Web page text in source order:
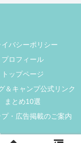
イバシーポリシー
プロフィール
トップページ
＆キャンプ公式リンク
まとめ10選
プ・広告掲載のご案内